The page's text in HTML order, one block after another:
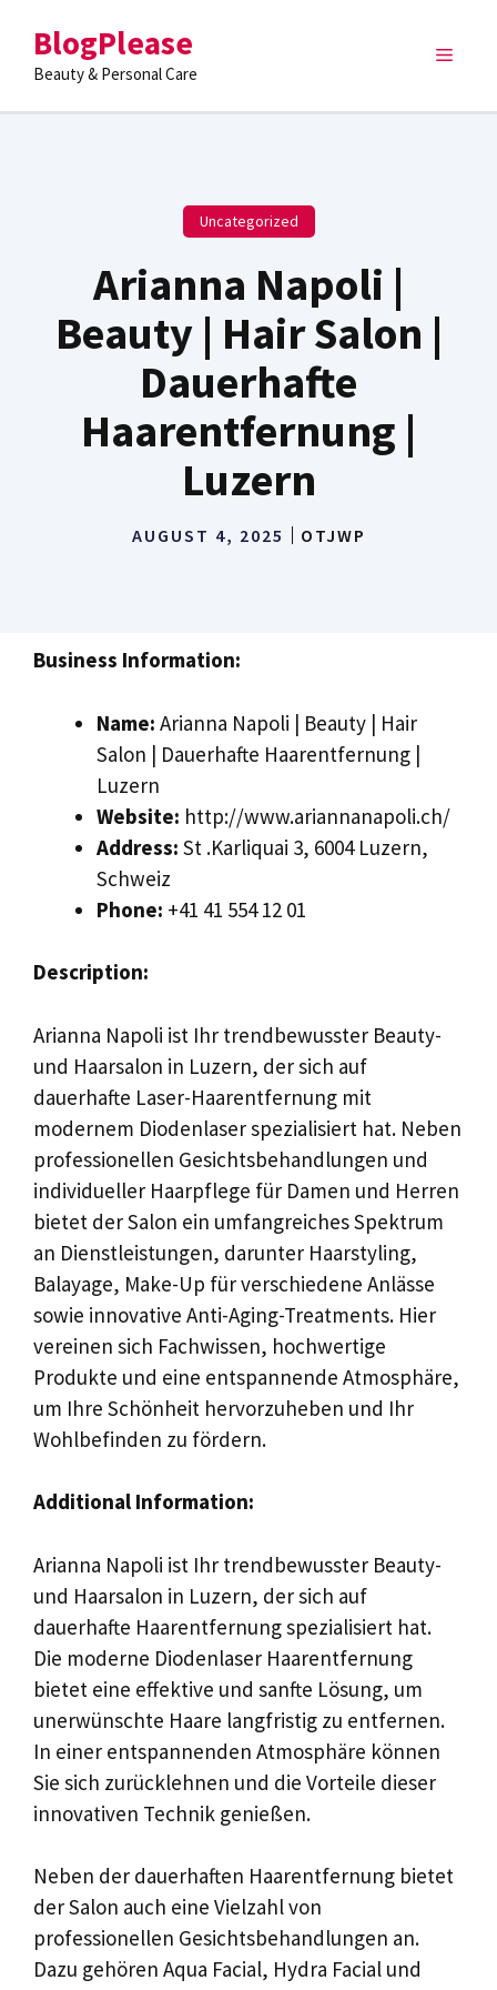
content
BlogPlease
Beauty & Personal Care
Menu
Uncategorized
Arianna Napoli |
Beauty | Hair Salon |
Dauerhafte
Haarentfernung |
Luzern
AUGUST 4, 2025 OTJWP
Business Information:
Name: Arianna Napoli | Beauty | Hair
Salon | Dauerhafte Haarentfernung |
Luzern
Website: http://www.ariannanapoli.ch/
Address: St .Karliquai 3, 6004 Luzern,
Schweiz
Phone: +41 41 554 12 01
Description:
Arianna Napoli ist Ihr trendbewusster Beauty-
und Haarsalon in Luzern, der sich auf
dauerhafte Laser-Haarentfernung mit
modernem Diodenlaser spezialisiert hat. Neben
professionellen Gesichtsbehandlungen und
individueller Haarpflege für Damen und Herren
bietet der Salon ein umfangreiches Spektrum
an Dienstleistungen, darunter Haarstyling,
Balayage, Make-Up für verschiedene Anlässe
sowie innovative Anti-Aging-Treatments. Hier
vereinen sich Fachwissen, hochwertige
Produkte und eine entspannende Atmosphäre,
um Ihre Schönheit hervorzuheben und Ihr
Wohlbefinden zu fördern.
Additional Information:
Arianna Napoli ist Ihr trendbewusster Beauty-
und Haarsalon in Luzern, der sich auf
dauerhafte Haarentfernung spezialisiert hat.
Die moderne Diodenlaser Haarentfernung
bietet eine effektive und sanfte Lösung, um
unerwünschte Haare langfristig zu entfernen.
In einer entspannenden Atmosphäre können
Sie sich zurücklehnen und die Vorteile dieser
innovativen Technik genießen.
Neben der dauerhaften Haarentfernung bietet
der Salon auch eine Vielzahl von
professionellen Gesichtsbehandlungen an.
Dazu gehören Aqua Facial, Hydra Facial und